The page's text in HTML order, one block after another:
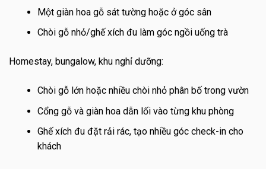
Một giàn hoa gỗ sát tường hoặc ở góc sân
Chòi gỗ nhỏ/ghế xích đu làm góc ngồi uống trà
Homestay, bungalow, khu nghỉ dưỡng:
Chòi gỗ lớn hoặc nhiều chòi nhỏ phân bố trong vườn
Cổng gỗ và giàn hoa dẫn lối vào từng khu phòng
Ghế xích đu đặt rải rác, tạo nhiều góc check-in cho
khách